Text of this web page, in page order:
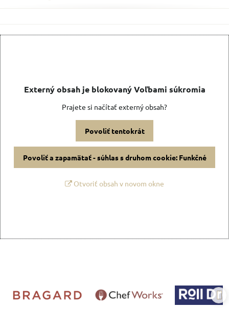
Externý obsah je blokovaný Voľbami súkromia
Prajete si načítať externý obsah?
Povoliť tentokrát
Povoliť a zapamätať - súhlas s druhom cookie: Funkčné
Otvoriť obsah v novom okne